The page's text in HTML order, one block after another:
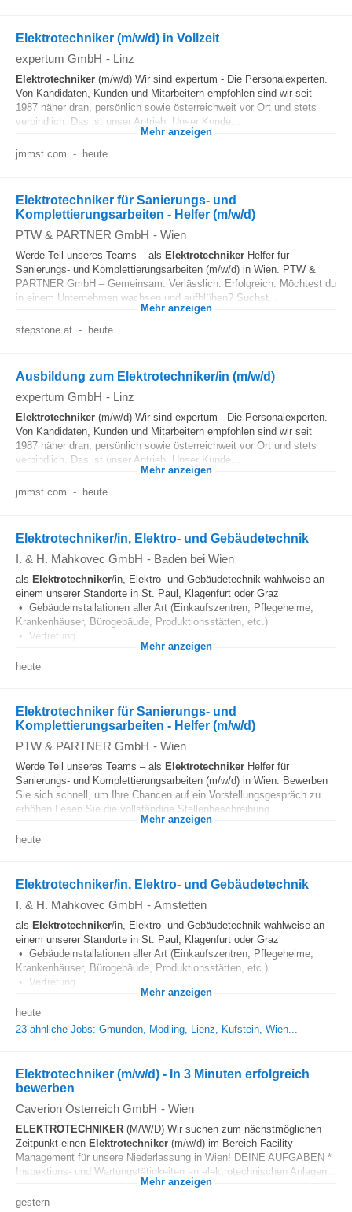
Elektrotechniker (m/w/d) in Vollzeit
expertum GmbH - Linz
Elektrotechniker (m/w/d) Wir sind expertum - Die Personalexperten.
Von Kandidaten, Kunden und Mitarbeitern empfohlen sind wir seit
1987 näher dran, persönlich sowie österreichweit vor Ort und stets
verbindlich. Das ist unser Antrieb. Unser Kunde...
Mehr anzeigen
jmmst.com - heute
Elektrotechniker für Sanierungs- und
Komplettierungsarbeiten - Helfer (m/w/d)
PTW & PARTNER GmbH - Wien
Werde Teil unseres Teams – als Elektrotechniker Helfer für
Sanierungs- und Komplettierungsarbeiten (m/w/d) in Wien. PTW &
PARTNER GmbH – Gemeinsam. Verlässlich. Erfolgreich. Möchtest du
in einem Unternehmen wachsen und aufblühen? Suchst...
Mehr anzeigen
stepstone.at - heute
Ausbildung zum Elektrotechniker/in (m/w/d)
expertum GmbH - Linz
Elektrotechniker (m/w/d) Wir sind expertum - Die Personalexperten.
Von Kandidaten, Kunden und Mitarbeitern empfohlen sind wir seit
1987 näher dran, persönlich sowie österreichweit vor Ort und stets
verbindlich. Das ist unser Antrieb. Unser Kunde...
Mehr anzeigen
jmmst.com - heute
Elektrotechniker/in, Elektro- und Gebäudetechnik
I. & H. Mahkovec GmbH - Baden bei Wien
als Elektrotechniker/in, Elektro- und Gebäudetechnik wahlweise an
einem unserer Standorte in St. Paul, Klagenfurt oder Graz
• Gebäudeinstallationen aller Art (Einkaufszentren, Pflegeheime,
Krankenhäuser, Bürogebäude, Produktionsstätten, etc.)
• Vertretung...
Mehr anzeigen
heute
Elektrotechniker für Sanierungs- und
Komplettierungsarbeiten - Helfer (m/w/d)
PTW & PARTNER GmbH - Wien
Werde Teil unseres Teams – als Elektrotechniker Helfer für
Sanierungs- und Komplettierungsarbeiten (m/w/d) in Wien. Bewerben
Sie sich schnell, um Ihre Chancen auf ein Vorstellungsgespräch zu
erhöhen Lesen Sie die vollständige Stellenbeschreibung...
Mehr anzeigen
heute
Elektrotechniker/in, Elektro- und Gebäudetechnik
I. & H. Mahkovec GmbH - Amstetten
als Elektrotechniker/in, Elektro- und Gebäudetechnik wahlweise an
einem unserer Standorte in St. Paul, Klagenfurt oder Graz
• Gebäudeinstallationen aller Art (Einkaufszentren, Pflegeheime,
Krankenhäuser, Bürogebäude, Produktionsstätten, etc.)
• Vertretung...
Mehr anzeigen
heute
23 ähnliche Jobs: Gmunden, Mödling, Lienz, Kufstein, Wien...
Elektrotechniker (m/w/d) - In 3 Minuten erfolgreich
bewerben
Caverion Österreich GmbH - Wien
ELEKTROTECHNIKER (M/W/D) Wir suchen zum nächstmöglichen
Zeitpunkt einen Elektrotechniker (m/w/d) im Bereich Facility
Management für unsere Niederlassung in Wien! DEINE AUFGABEN *
Inspektions- und Wartungstätigkeiten an elektrotechnischen Anlagen...
Mehr anzeigen
gestern